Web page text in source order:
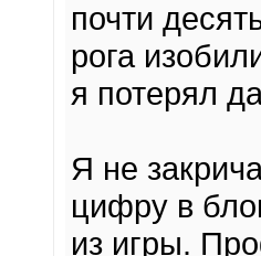
почти
рога
я потерял
Я не
цифру в
из игры.